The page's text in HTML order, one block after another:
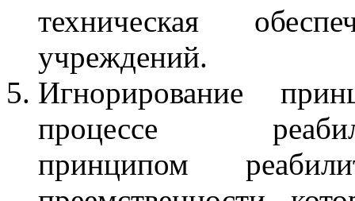
техническая
учреждений.
Игнорирование
процессе
принципом